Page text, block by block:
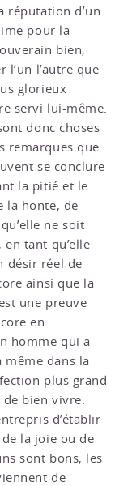
réputation d’un
pour la
bien,
l’un l’autre que
glorieux
servi lui-même.
donc choses
remarques que
se conclure
la pitié et le
la honte, de
ne soit
tant qu’elle
désir réel de
ainsi que la
une preuve
en
homme qui a
dans la
plus grand
de bien vivre.
d’établir
la joie ou de
sont bons, les
de